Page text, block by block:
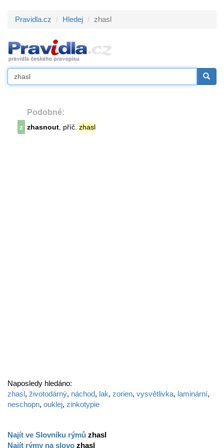
Pravidla.cz Hledej zhasl
Podobné:
z zhasnout , příč. zhasl
Naposledy hledáno:
zhasl, životodárný, náchod, lak, zorien, vysvětlivka, laminární,
neschopn, ouklej, zinkotypie
Najít ve Slovníku rýmů zhasl
Najít rýmy na slovo zhasl